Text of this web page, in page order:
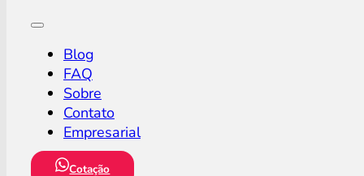
Blog
FAQ
Sobre
Contato
Empresarial
Cotação